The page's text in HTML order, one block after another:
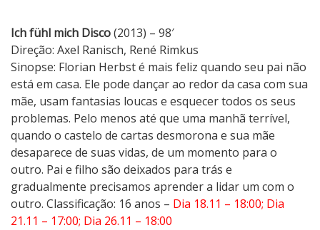
i
o
d
e
J
a
n
e
i
r
o
Ich fühl mich Disco(2013) – 98′
Direção: Axel Ranisch, René Rimkus
Sinopse: Florian Herbst é mais feliz quando seu pai não
está em casa. Ele pode dançar ao redor da casa com sua
mãe, usam fantasias loucas e esquecer todos os seus
problemas. Pelo menos até que uma manhã terrível,
quando o castelo de cartas desmorona e sua mãe
desaparece de suas vidas, de um momento para o
outro. Pai e filho são deixados para trás e
gradualmente precisamos aprender a lidar um com o
outro. Classificação: 16 anos – Dia 18.11 – 18:00; Dia
21.11 – 17:00; Dia 26.11 – 18:00